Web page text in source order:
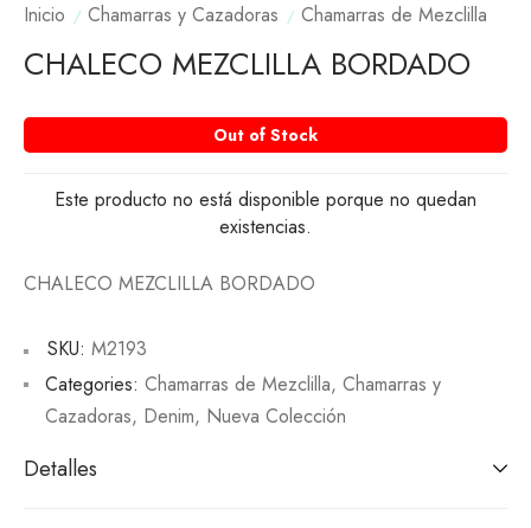
Inicio Chamarras y Cazadoras Chamarras de Mezclilla
CHALECO MEZCLILLA BORDADO
Out of Stock
Este producto no está disponible porque no quedan
existencias.
CHALECO MEZCLILLA BORDADO
SKU: M2193
Categories: Chamarras de Mezclilla, Chamarras y
Cazadoras, Denim, Nueva Colección
Detalles